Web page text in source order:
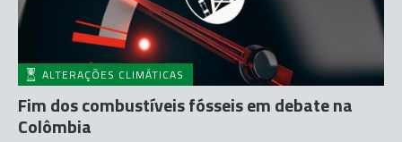
ALTERAÇÕES CLIMÁTICAS
Fim dos combustíveis fósseis em debate na
Colômbia